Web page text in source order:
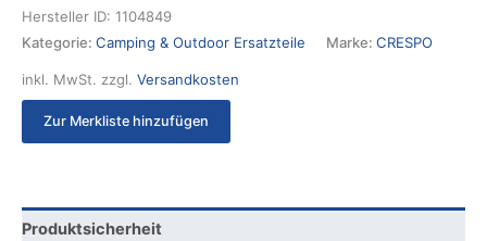
Hersteller ID: 1104849
Kategorie: Camping & Outdoor Ersatzteile Marke: CRESPO
inkl. MwSt. zzgl. Versandkosten
Zur Merkliste hinzufügen
Produktsicherheit